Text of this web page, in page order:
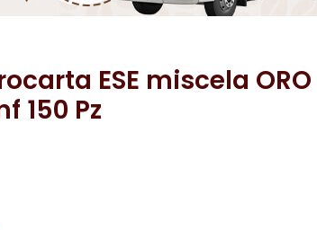
ESE miscela ORO
150 Pz